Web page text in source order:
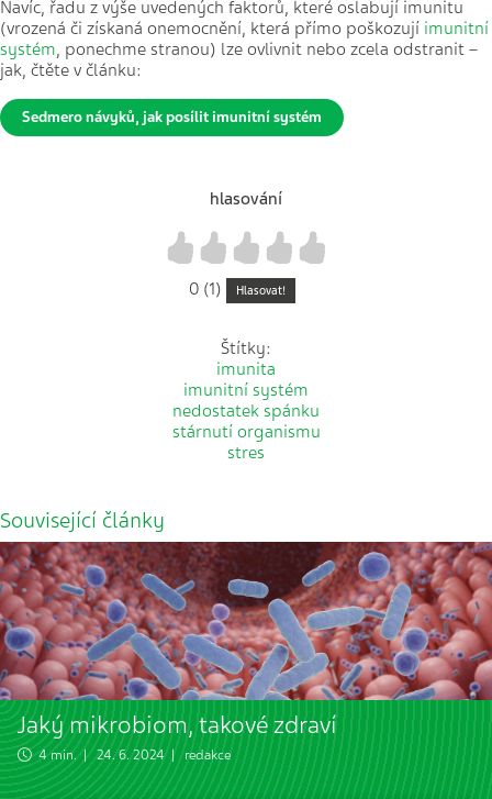
Navíc, řadu z výše uvedených faktorů, které oslabují imunitu
(vrozená či získaná onemocnění, která přímo poškozují imunitní
systém, ponechme stranou) lze ovlivnit nebo zcela odstranit –
jak, čtěte v článku:
Sedmero návyků, jak posílit imunitní systém
hlasování
4
3
2
1
0 (1) Hlasovat!
Štítky:
imunita
imunitní systém
nedostatek spánku
stárnutí organismu
stres
Související články
Jaký mikrobiom, takové zdraví
4 min. | 24. 6. 2024 | redakce